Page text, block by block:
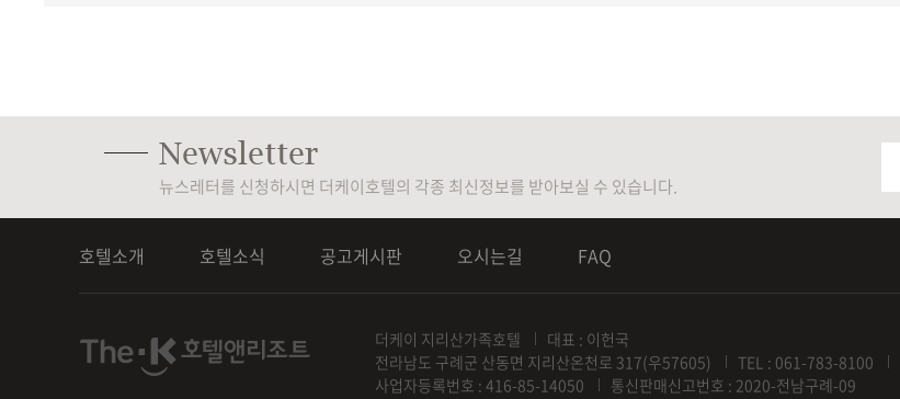
뉴스레터를 신청하시면 더케이호텔의 각종 최신정보를 받아보실 수 있습니다.
호텔소개 호텔소식 공고게시판 오시는길 FAQ
더케이 지리산가족호텔
대표 : 이헌국
전라남도 구례군 산동면 지리산온천로 317(우57605)
TEL : 061-783-8100
사업자등록번호 : 416-85-14050
통신판매신고번호 : 2020-전남구례-09